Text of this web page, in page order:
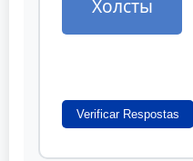
Холсты
Verificar Respostas